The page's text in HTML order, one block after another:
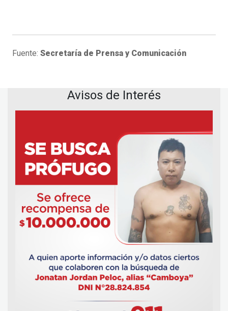
Fuente: Secretaría de Prensa y Comunicación
Avisos de Interés